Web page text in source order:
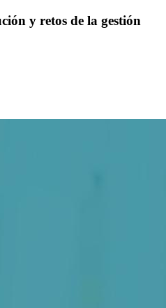
y retos de la gestión